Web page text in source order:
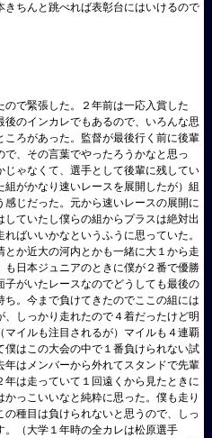
ちんと跳べれば表彰台にはいけるので
で緊張した。２年前は一応入賞した
のインカレでもあるので、いろんな思
ろがあった。監督が最後行く前に後輩
、その言葉でやったろうかなと思っ
ゃなくて、選手として後輩に残してい
がかなり速いレースを展開したが）組
じだった。元から速いレースの展開に
ていたし僕らの組からプラスは絶対出
ばいいかなというふうに思っていた。
か近大の河内とかも一緒に大１から走
日本ジュニアのときに僕が２番で優勝
子がいたレースなのでどうしても最後の
。今まで負けてきたのでここの組には
しっかり走れたので４着だったけど明
イルも注目されるが）マイルも４連覇
はこの大会の中で１番負けられない試
はメンバーから外れてスタンドで先輩
は走っていて１回遠くから見たときに
っこいいなと純粋に思った。僕も走り
種目は負けられないと思うので、しっ
（大学１年時の全カレは松原選手